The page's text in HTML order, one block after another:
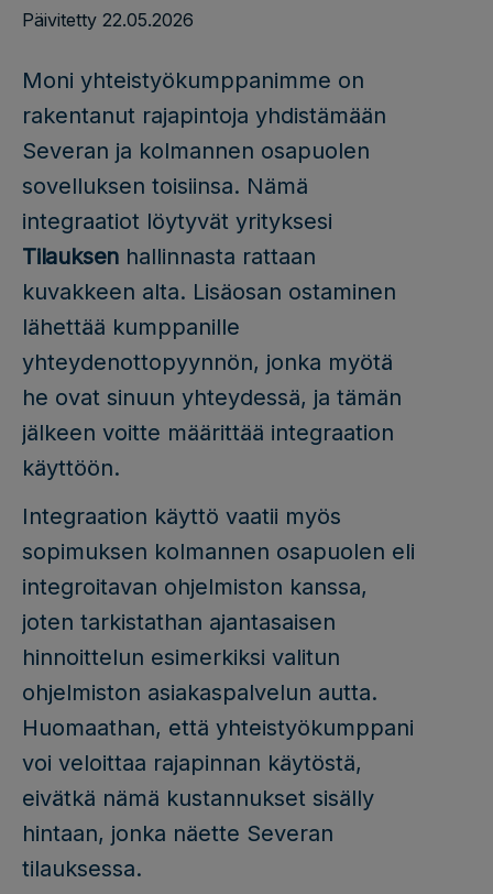
Päivitetty 22.05.2026
Moni yhteistyökumppanimme on
rakentanut rajapintoja yhdistämään
Severan ja kolmannen osapuolen
sovelluksen toisiinsa. Nämä
integraatiot löytyvät yrityksesi
Tilauksen hallinnasta rattaan
kuvakkeen alta. Lisäosan ostaminen
lähettää kumppanille
yhteydenottopyynnön, jonka myötä
he ovat sinuun yhteydessä, ja tämän
jälkeen voitte määrittää integraation
käyttöön.
Integraation käyttö vaatii myös
sopimuksen kolmannen osapuolen eli
integroitavan ohjelmiston kanssa,
joten tarkistathan ajantasaisen
hinnoittelun esimerkiksi valitun
ohjelmiston asiakaspalvelun autta.
Huomaathan, että yhteistyökumppani
voi veloittaa rajapinnan käytöstä,
eivätkä nämä kustannukset sisälly
hintaan, jonka näette Severan
tilauksessa.